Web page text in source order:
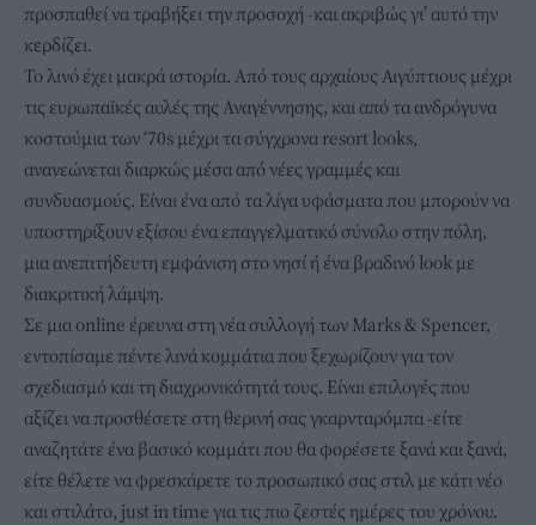
προσπαθεί να τραβήξει την προσοχή -και ακριβώς γι’ αυτό την
κερδίζει.
Το λινό έχει μακρά ιστορία. Από τους αρχαίους Αιγύπτιους μέχρι
τις ευρωπαϊκές αυλές της Αναγέννησης, και από τα ανδρόγυνα
κοστούμια των ‘70s μέχρι τα σύγχρονα resort looks,
ανανεώνεται διαρκώς μέσα από νέες γραμμές και
συνδυασμούς. Είναι ένα από τα λίγα υφάσματα που μπορούν να
υποστηρίξουν εξίσου ένα επαγγελματικό σύνολο στην πόλη,
μια ανεπιτήδευτη εμφάνιση στο νησί ή ένα βραδινό look με
διακριτική λάμψη.
Σε μια online έρευνα στη νέα συλλογή των Marks & Spencer,
εντοπίσαμε πέντε λινά κομμάτια που ξεχωρίζουν για τον
σχεδιασμό και τη διαχρονικότητά τους. Είναι επιλογές που
αξίζει να προσθέσετε στη θερινή σας γκαρνταρόμπα -είτε
αναζητάτε ένα βασικό κομμάτι που θα φορέσετε ξανά και ξανά,
είτε θέλετε να φρεσκάρετε το προσωπικό σας στιλ με κάτι νέο
και στιλάτο, just in time για τις πιο ζεστές ημέρες του χρόνου.